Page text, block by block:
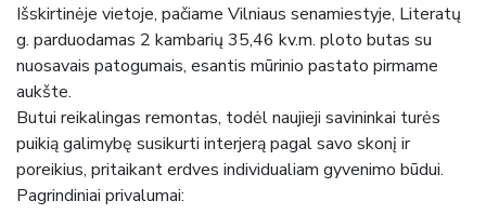
Išskirtinėje vietoje, pačiame Vilniaus senamiestyje, Literatų
g. parduodamas 2 kambarių 35,46 kv.m. ploto butas su
nuosavais patogumais, esantis mūrinio pastato pirmame
aukšte.
Butui reikalingas remontas, todėl naujieji savininkai turės
puikią galimybę susikurti interjerą pagal savo skonį ir
poreikius, pritaikant erdves individualiam gyvenimo būdui.
Pagrindiniai privalumai: